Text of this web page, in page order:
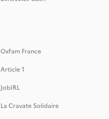
Oxfam France
Article 1
JobIRL
La Cravate Solidaire